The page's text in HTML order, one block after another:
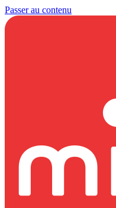
Passer au contenu